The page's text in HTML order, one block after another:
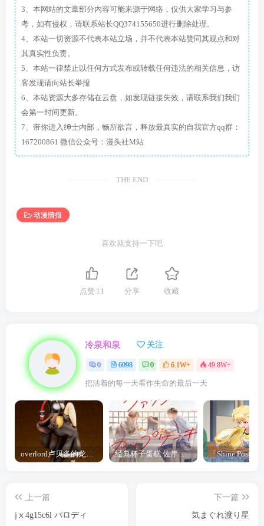
3、本网站的文章部分内容可能来源于网络，仅供大家学习与参
考，如有侵权，请联系站长QQ374155650进行删除处理。
4、本站一切资源不代表本站立场，并不代表本站赞同其观点和对
其真实性负责。
5、本站一律禁止以任何方式发布或转载任何违法的相关信息，访
客发现请向站长举报
6、本站资源大多存储在云盘，如发现链接失效，请联系我们我们
会第一时间更新。
7、带你进入绅士内部，畅所欲言，释放最真实的自我官方qq群：
167200861 微信公众号：漫头社M站
THE END
动漫情报
喜欢就支持一下吧
点赞 11 分享 收藏
冷泉和泉 关注
0 6098 0 6.1W+ 49.8W+
把活着的每一天看作生命的最后一天
overlord卢贝多的龙王谁厉害 「Overlord」露普斯蕾琪娜·贝塔手办开订 经典杯子蛋糕 佐岸 漫画「经典杯子蛋糕」宣布真人日剧化
上一篇
jⅹ4g15c6l パロディ
下一篇
気まぐれ渡り星